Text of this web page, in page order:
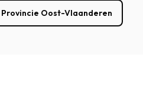
Oost-Vlaanderen